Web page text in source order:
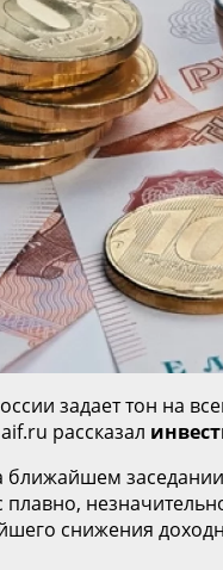
задает тон на
рассказал
ближайшем
снижения